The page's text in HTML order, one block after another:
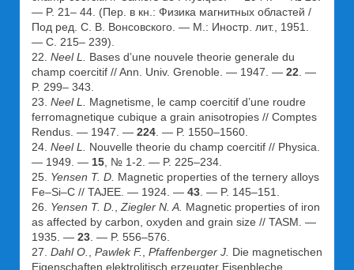
— P. 21– 44. (Пер. в кн.: Физика магнитных областей /
Под ред. С. В. Вонсовского. — М.: Иностр. лит., 1951.
— С. 215– 239).
22. Neel L. Bases d’une nouvele theorie generale du
champ coercitif // Ann. Univ. Grenoble. — 1947. — 22 . —
P. 299– 343.
23. Neel L. Magnetisme, le camp coercitif d’une roudre
ferromagnetique cubique a grain anisotropies // Comptes
Rendus. — 1947. — 224 . — P. 1550–1560.
24. Neel L. Nouvelle theorie du champ coercitif // Physica.
— 1949. — 15 , № 1-2. — P. 225–234.
25. Yensen T. D. Magnetic properties of the ternery alloys
Fe–Si–C // TAJEE. — 1924. — 43 . — P. 145–151.
26. Yensen T. D. Ziegler N. A. Magnetic properties of iron
as affected by carbon, oxyden and grain size // TASM. —
1935. — 23 . — P. 556–576.
27. Dahl O. Pawlek F. Pfaffenberger J. Die magnetischen
Eigenschaften elektrolitisch erzeugter Eisenbleche